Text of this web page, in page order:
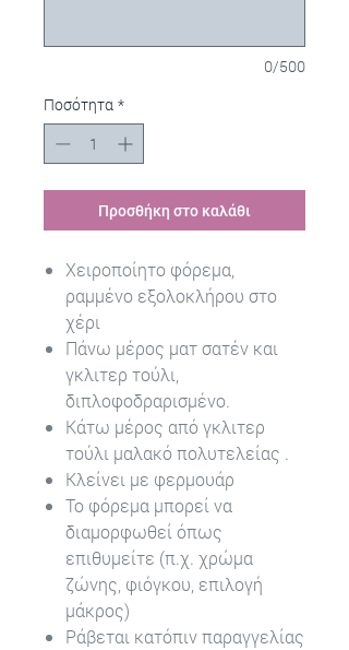
0/500
Ποσότητα *
Προσθήκη στο καλάθι
Χειροποίητο φόρεμα,
ραμμένο εξολοκλήρου στο
χέρι
Πάνω μέρος ματ σατέν και
γκλιτερ τούλι,
διπλοφοδραρισμένο.
Κάτω μέρος από γκλιτερ
τούλι μαλακό πολυτελείας .
Κλείνει με φερμουάρ
Το φόρεμα μπορεί να
διαμορφωθεί όπως
επιθυμείτε (π.χ. χρώμα
ζώνης, φιόγκου, επιλογή
μάκρος)
Ράβεται κατόπιν παραγγελίας